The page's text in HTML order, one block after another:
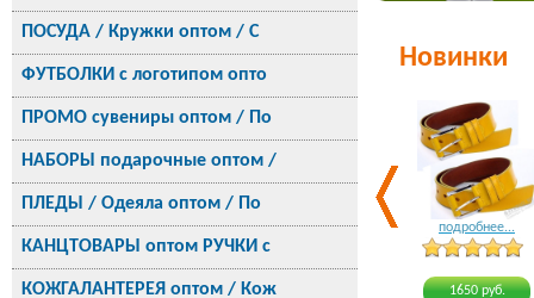
ПОСУДА / Кружки оптом / С
ФУТБОЛКИ с логотипом опто
ПРОМО сувениры оптом / По
НАБОРЫ подарочные оптом /
ПЛЕДЫ / Одеяла оптом / По
КАНЦТОВАРЫ оптом РУЧКИ с
КОЖГАЛАНТЕРЕЯ оптом / Кож
Новинки
подробнее...
1650 руб.